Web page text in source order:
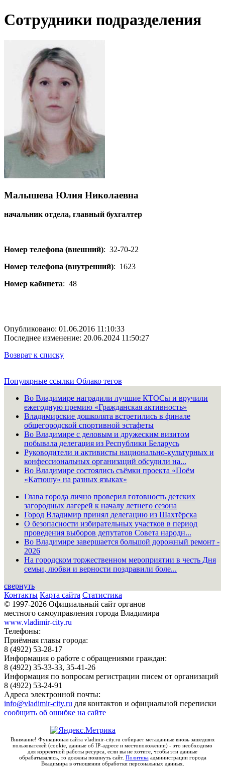
Сотрудники подразделения
Малышева Юлия Николаевна
начальник отдела, главный бухгалтер
Номер телефона (внешний): 32-70-22
Номер телефона (внутренний): 1623
Номер кабинета: 48
Опубликовано: 01.06.2016 11:10:33
Последнее изменение: 20.06.2024 11:50:27
Возврат к списку
Популярные ссылки Облако тегов
Во Владимире наградили лучшие КТОСы и вручили
ежегодную премию «Гражданская активность»
Владимирские дошколята встретились в финале
общегородской спортивной эстафеты
Во Владимире с деловым и дружеским визитом
побывала делегация из Республики Беларусь
Руководители и активисты национально-культурных и
конфессиональных организаций обсудили на...
Во Владимире состоялись съёмки проекта «Поём
«Катюшу» на разных языках»
Глава города лично проверил готовность детских
загородных лагерей к началу летнего сезона
Город Владимир принял делегацию из Шахтёрска
О безопасности избирательных участков в период
проведения выборов депутатов Совета народн...
Во Владимире завершается большой дорожный ремонт -
2026
На городском торжественном мероприятии в честь Дня
семьи, любви и верности поздравили боле...
свернуть
Контакты Карта сайта Статистика
© 1997-2026 Официальный сайт органов
местного самоуправления города Владимира
www.vladimir-city.ru
Телефоны:
Приёмная главы города:
8 (4922) 53-28-17
Информация о работе с обращениями граждан:
8 (4922) 35-33-33, 35-41-26
Информация по вопросам регистрации писем от организаций
8 (4922) 53-24-91
Адреса электронной почты:
info@vladimir-city.ru для контактов и официальной переписки
сообщить об ошибке на сайте
Внимание! Функционал сайта vladimir-city.ru собирает метаданные вновь зашедших
пользователей (cookie, данные об IP-адресе и местоположении) - это необходимо
для корректной работы ресурса, если вы не хотите, чтобы эти данные
обрабатывались, то должны покинуть сайт. Политикаадминистрации города
Владимира в отношении обработки персональных данных.